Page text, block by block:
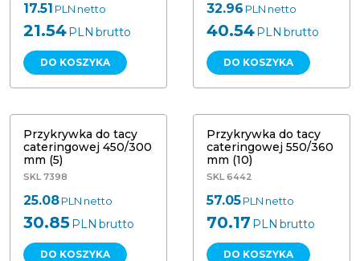
17.51 PLN netto
21.54PLN brutto
DO KOSZYKA
32.96 PLN netto
40.54PLN brutto
DO KOSZYKA
Przykrywka do tacy cateringowej
Przykrywka do tacy
cateringowej 450/300
mm (5)
SKL 7398
25.08PLN netto
30.85PLN brutto
DO KOSZYKA
Przykrywka do tacy cateringowej
Przykrywka do tacy
cateringowej 550/360
mm (10)
SKL 6442
57.05PLN netto
70.17 PLN brutto
DO KOSZYKA